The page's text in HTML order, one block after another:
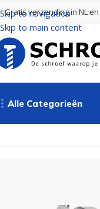
Skip to navigation
Skip to main content
Gratis verzending in NL en
Alle Categorieën